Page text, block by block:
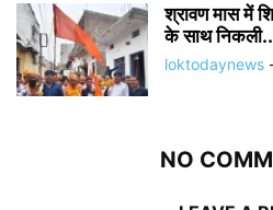
श्रावण मास में
के साथ
loktodaynews
NO